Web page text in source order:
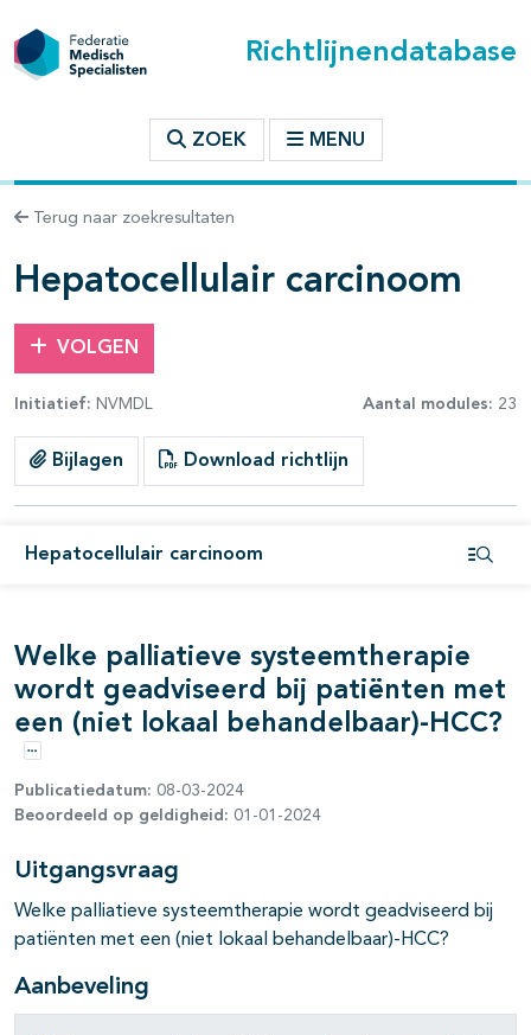
Richtlijnendatabase
ZOEK MENU
Terug naar zoekresultaten
Hepatocellulair carcinoom
VOLGEN
Initiatief: NVMDL Aantal modules: 23
Bijlagen Download richtlijn
Hepatocellulair carcinoom
binnen deze richtlijn
open- en dichtklappen
open- en dichtklappen
open- en dichtklappen
open- en dichtklappen
open- en dichtklappen
Welke palliatieve systeemtherapie
wordt geadviseerd bij patiënten met
een (niet lokaal behandelbaar)-HCC?
Opties
Publicatiedatum: 08-03-2024
Beoordeeld op geldigheid: 01-01-2024
Uitgangsvraag
Welke palliatieve systeemtherapie wordt geadviseerd bij
patiënten met een (niet lokaal behandelbaar)-HCC?
Aanbeveling